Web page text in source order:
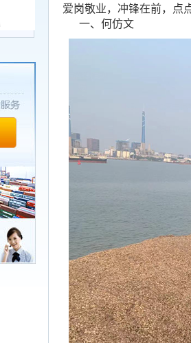
爱岗敬业，冲锋在前，点
一、何仿文